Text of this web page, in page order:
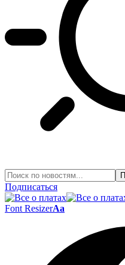
Подписаться
Font ResizerAa